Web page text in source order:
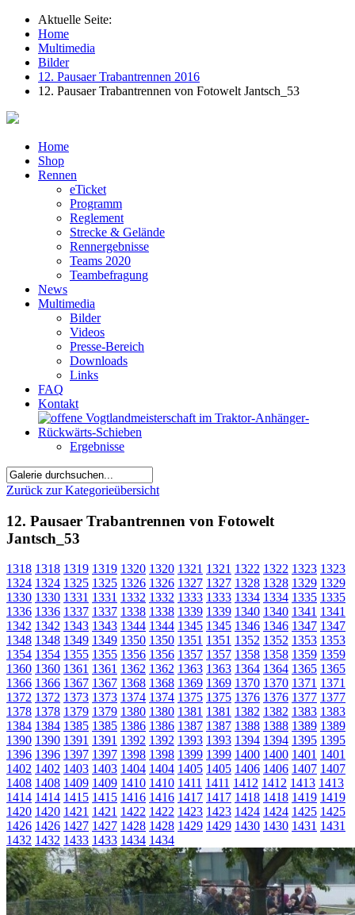
Aktuelle Seite:
Home
Multimedia
Bilder
12. Pausaer Trabantrennen 2016
12. Pausaer Trabantrennen von Fotowelt Jantsch_53
Home
Shop
Rennen
eTicket
Programm
Reglement
Strecke & Gelände
Rennergebnisse
Teams 2020
Teambefragung
News
Multimedia
Bilder
Videos
Presse-Bereich
Downloads
Links
FAQ
Kontakt
Ergebnisse
Zurück zur Kategorieübersicht
12. Pausaer Trabantrennen von Fotowelt
Jantsch_53
1318 1318 1319 1319 1320 1320 1321 1321 1322 1322 1323 1323
1324 1324 1325 1325 1326 1326 1327 1327 1328 1328 1329 1329
1330 1330 1331 1331 1332 1332 1333 1333 1334 1334 1335 1335
1336 1336 1337 1337 1338 1338 1339 1339 1340 1340 1341 1341
1342 1342 1343 1343 1344 1344 1345 1345 1346 1346 1347 1347
1348 1348 1349 1349 1350 1350 1351 1351 1352 1352 1353 1353
1354 1354 1355 1355 1356 1356 1357 1357 1358 1358 1359 1359
1360 1360 1361 1361 1362 1362 1363 1363 1364 1364 1365 1365
1366 1366 1367 1367 1368 1368 1369 1369 1370 1370 1371 1371
1372 1372 1373 1373 1374 1374 1375 1375 1376 1376 1377 1377
1378 1378 1379 1379 1380 1380 1381 1381 1382 1382 1383 1383
1384 1384 1385 1385 1386 1386 1387 1387 1388 1388 1389 1389
1390 1390 1391 1391 1392 1392 1393 1393 1394 1394 1395 1395
1396 1396 1397 1397 1398 1398 1399 1399 1400 1400 1401 1401
1402 1402 1403 1403 1404 1404 1405 1405 1406 1406 1407 1407
1408 1408 1409 1409 1410 1410 1411 1411 1412 1412 1413 1413
1414 1414 1415 1415 1416 1416 1417 1417 1418 1418 1419 1419
1420 1420 1421 1421 1422 1422 1423 1423 1424 1424 1425 1425
1426 1426 1427 1427 1428 1428 1429 1429 1430 1430 1431 1431
1432 1432 1433 1433 1434 1434